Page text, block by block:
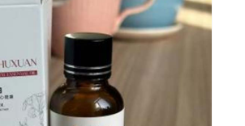
dan Menenangkan Semulajadi